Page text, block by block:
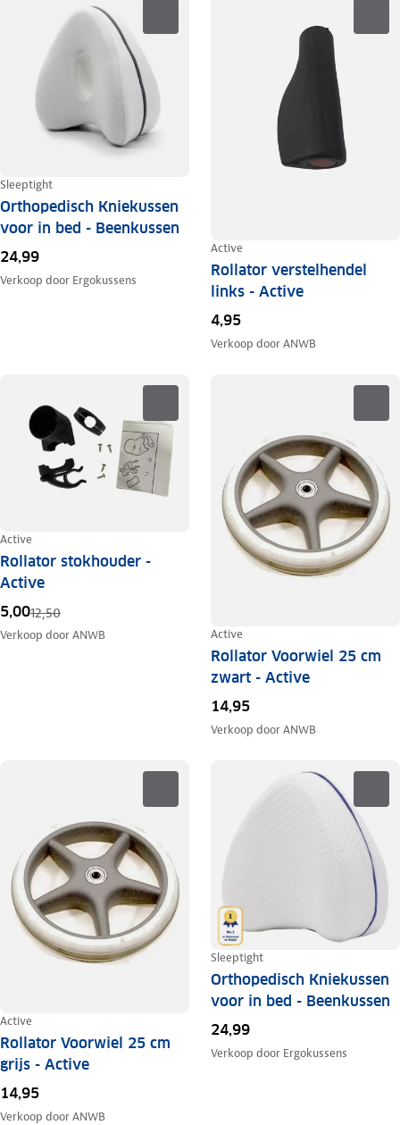
Sleeptight
Orthopedisch Kniekussen
voor in bed - Beenkussen
24,99
Verkoop door Ergokussens
Active
Rollator verstelhendel
links - Active
4,95
Verkoop doorANWB
Active
Rollator stokhouder -
Active
5,0012,50
Verkoop doorANWB Active
Rollator Voorwiel 25 cm
zwart - Active
14,95
Verkoop doorANWB
Active
Rollator Voorwiel 25 cm
grijs - Active
14,95
Verkoop doorANWB
Sleeptight
Orthopedisch Kniekussen
voor in bed - Beenkussen
24,99
Verkoop door Ergokussens